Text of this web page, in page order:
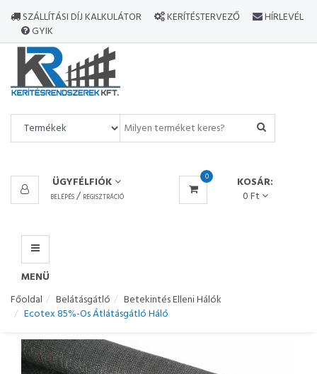
SZÁLLÍTÁSI DÍJ KALKULÁTOR KERÍTÉSTERVEZŐ
HÍRLEVÉL
GYIK
ÜGYFÉLFIÓK
BELÉPÉS/ REGISZTRÁCIÓ
0
KOSÁR:
0 Ft
MENÜ
MINDEN
TERMÉK
MENÜ
Főoldal Belátásgátló
Betekintés Elleni Hálók
Ecotex 85%-Os Átlátásgátló Háló